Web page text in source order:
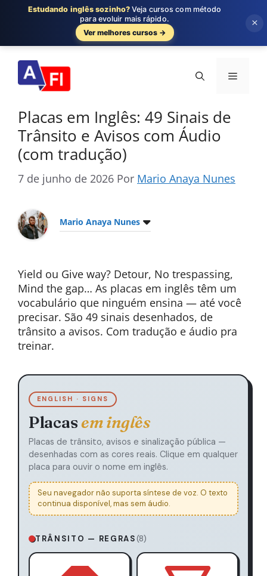
para
conteúdo
Menu
Placas em Inglês: 49 Sinais de
Trânsito e Avisos com Áudio
(com tradução)
7 de junho de 2026 Por Mario Anaya Nunes
Mario Anaya Nunes
Yield ou Give way? Detour, No trespassing,
Mind the gap… As placas em inglês têm um
vocabulário que ninguém ensina — até você
precisar. São 49 sinais desenhados, de
trânsito a avisos. Com tradução e áudio pra
treinar.
ENGLISH · SIGNS
Placasem inglês
Placas de trânsito, avisos e sinalização pública —
desenhadas com as cores reais. Clique em qualquer
placa para ouvir o nome em inglês.
Seu navegador não suporta síntese de voz. O texto
continua disponível, mas sem áudio.
TRÂNSITO — REGRAS(8)
Estudando inglês sozinho? Veja cursos com método
para evoluir mais rápido.
Ver melhores cursos →
×